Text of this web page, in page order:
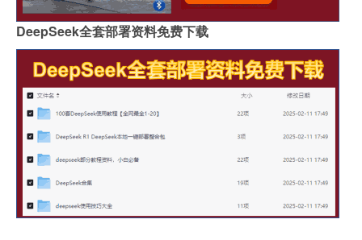
DeepSeek全套部署资料免费下载